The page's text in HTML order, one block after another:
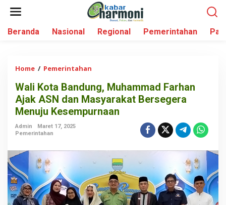
Beranda Nasional Regional Pemerintahan
Home / Pemerintahan
l
i
K
B
a
n
d
u
n
Wali Kota Bandung, Muhammad Farhan
Ajak ASN dan Masyarakat Bersegera
Menuju Kesempurnaan
Admin
Maret 17, 2025
Pemerintahan